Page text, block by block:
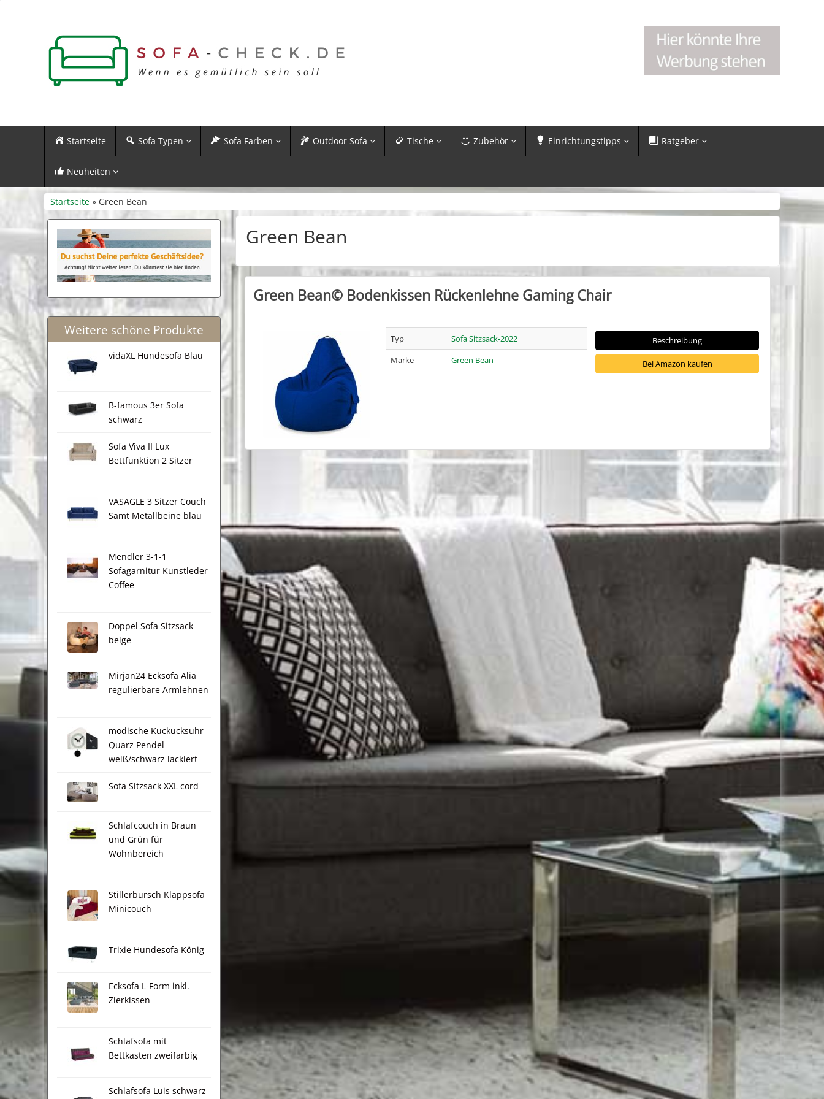
Startseite Sofa Typen Sofa Farben Outdoor Sofa Tische Zubehör Einrichtungstipps Ratgeber
Neuheiten
Startseite » Green Bean
Weitere schöne Produkte
vidaXL Hundesofa Blau
B-famous 3er Sofa
schwarz
Sofa Viva II Lux
Bettfunktion 2 Sitzer
VASAGLE 3 Sitzer Couch
Samt Metallbeine blau
Mendler 3-1-1
Sofagarnitur Kunstleder
Coffee
Doppel Sofa Sitzsack
beige
Mirjan24 Ecksofa Alia
regulierbare Armlehnen
modische Kuckucksuhr
Quarz Pendel
weiß/schwarz lackiert
Sofa Sitzsack XXL cord
Schlafcouch in Braun
und Grün für
Wohnbereich
Stillerbursch Klappsofa
Minicouch
Trixie Hundesofa König
Ecksofa L-Form inkl.
Zierkissen
Schlafsofa mit
Bettkasten zweifarbig
Schlafsofa Luis schwarz
Green Bean
Green Bean© Bodenkissen Rückenlehne Gaming Chair
Typ
Sofa Sitzsack-2022
Marke
Green Bean
Beschreibung
Bei Amazon kaufen